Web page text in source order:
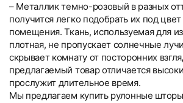
– Металлик темно-розовый в разных
получится легко подобрать их под
помещения. Ткань, используемая для
плотная, не пропускает солнечные
скрывает комнату от посторонних
предлагаемый товар отличается
прослужит длительное время.
Мы предлагаем купить рулонные